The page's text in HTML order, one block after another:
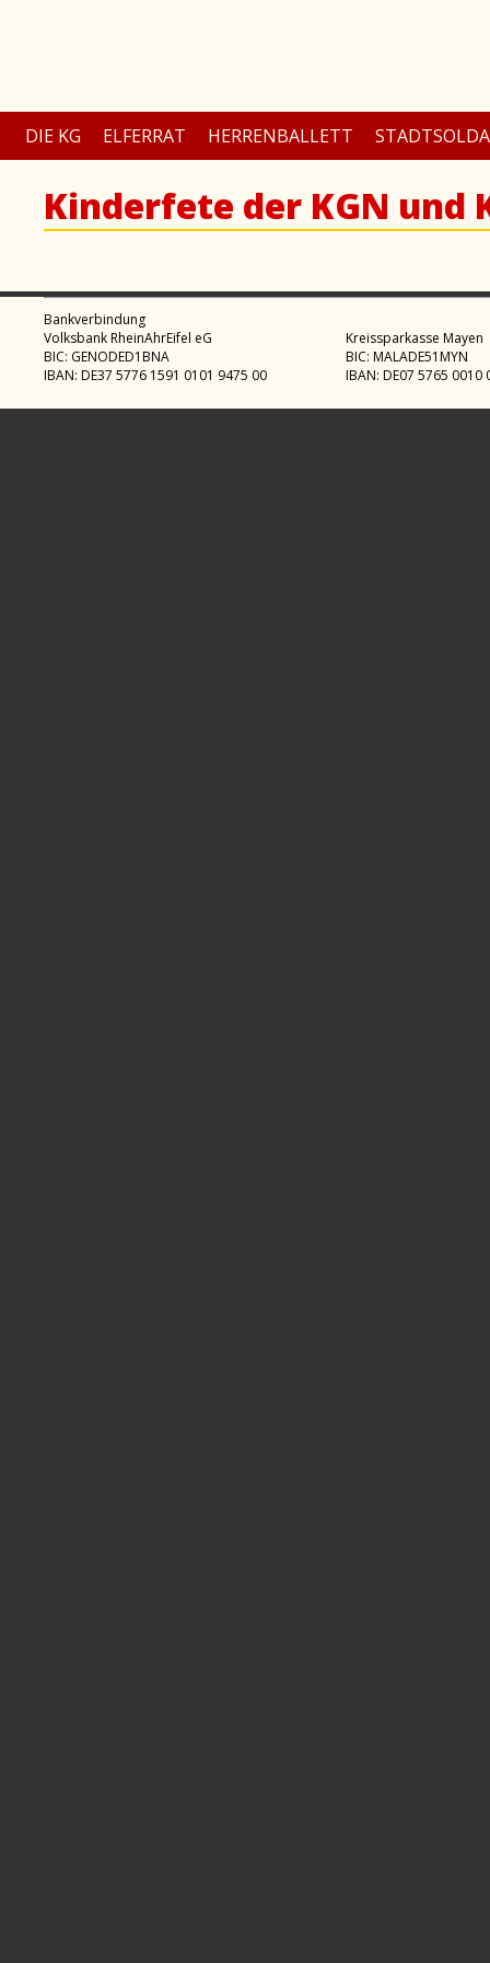
DIE KG ELFERRAT HERRENBALLETT
Kinderfete der KGN und
Bankverbindung
Volksbank RheinAhrEifel eG
BIC: GENODED1BNA
IBAN: DE37 5776 1591 0101 9475 00
Kreissparkasse Mayen
BIC: MALADE51MYN
IBAN: DE07 5765 0010